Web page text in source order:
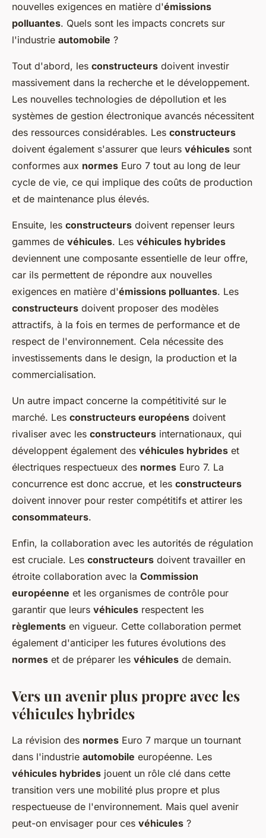
nouvelles exigences en matière d'émissions
polluantes. Quels sont les impacts concrets sur
l'industrie automobile ?
Tout d'abord, les constructeurs doivent investir
massivement dans la recherche et le développement.
Les nouvelles technologies de dépollution et les
systèmes de gestion électronique avancés nécessitent
des ressources considérables. Les constructeurs
doivent également s'assurer que leurs véhicules sont
conformes aux normes Euro 7 tout au long de leur
cycle de vie, ce qui implique des coûts de production
et de maintenance plus élevés.
Ensuite, les constructeurs doivent repenser leurs
gammes de véhicules. Les véhicules hybrides
deviennent une composante essentielle de leur offre,
car ils permettent de répondre aux nouvelles
exigences en matière d'émissions polluantes. Les
constructeurs doivent proposer des modèles
attractifs, à la fois en termes de performance et de
respect de l'environnement. Cela nécessite des
investissements dans le design, la production et la
commercialisation.
Un autre impact concerne la compétitivité sur le
marché. Les constructeurs européens doivent
rivaliser avec les constructeurs internationaux, qui
développent également des véhicules hybrides et
électriques respectueux des normes Euro 7. La
concurrence est donc accrue, et les constructeurs
doivent innover pour rester compétitifs et attirer les
consommateurs.
Enfin, la collaboration avec les autorités de régulation
est cruciale. Les constructeurs doivent travailler en
étroite collaboration avec la Commission
européenne et les organismes de contrôle pour
garantir que leurs véhicules respectent les
règlements en vigueur. Cette collaboration permet
également d'anticiper les futures évolutions des
normes et de préparer les véhicules de demain.
Vers un avenir plus propre avec les
véhicules hybrides
La révision des normes Euro 7 marque un tournant
dans l'industrie automobile européenne. Les
véhicules hybrides jouent un rôle clé dans cette
transition vers une mobilité plus propre et plus
respectueuse de l'environnement. Mais quel avenir
peut-on envisager pour ces véhicules ?